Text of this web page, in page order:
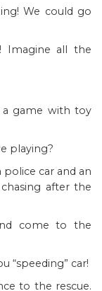
We could go
Imagine all the
a game with toy
playing?
police car and an
after the
come to the
“speeding” car!
to the rescue.